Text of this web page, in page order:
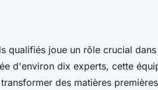
qualifiés joue un rôle crucial dans
d'environ dix experts, cette
des matières